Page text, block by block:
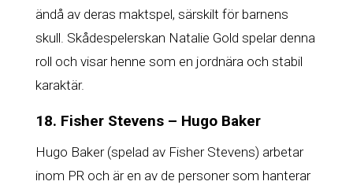
ändå av deras maktspel, särskilt för barnens
skull. Skådespelerskan Natalie Gold spelar denna
roll och visar henne som en jordnära och stabil
karaktär.
18. Fisher Stevens – Hugo Baker
Hugo Baker (spelad av Fisher Stevens) arbetar
inom PR och är en av de personer som hanterar